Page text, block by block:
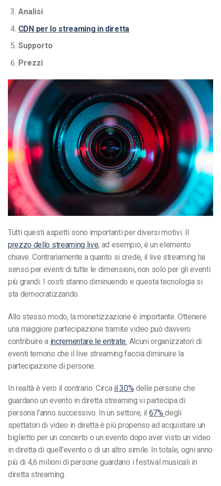
Analisi
CDN per lo streaming in diretta
Supporto
Prezzi
Tutti questi aspetti sono importanti per diversi motivi. Il
prezzo dello streaming live, ad esempio, è un elemento
chiave. Contrariamente a quanto si crede, il live streaming ha
senso per eventi di tutte le dimensioni, non solo per gli eventi
più grandi. I costi stanno diminuendo e questa tecnologia si
sta democratizzando.
Allo stesso modo, la monetizzazione è importante. Ottenere
una maggiore partecipazione tramite video può davvero
contribuire a incrementare le entrate. Alcuni organizzatori di
eventi temono che il live streaming faccia diminuire la
partecipazione di persone.
In realtà è vero il contrario. Circa il 30% delle persone che
guardano un evento in diretta streaming vi partecipa di
persona l’anno successivo. In un settore, il 67%degli
spettatori di video in diretta è più propenso ad acquistare un
biglietto per un concerto o un evento dopo aver visto un video
in diretta di quell’evento o di un altro simile. In totale, ogni anno
più di 4,6 milioni di persone guardano i festival musicali in
diretta streaming.